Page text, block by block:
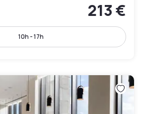
213 €
10h - 17h